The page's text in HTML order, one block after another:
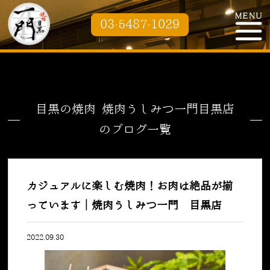
03-5487-1029
目黒の焼肉 焼肉うしみつ一門目黒店
のブログ一覧
カジュアルに楽しむ焼肉！お肉は絶品が揃
っています｜焼肉うしみつ一門 目黒店
2022.09.30